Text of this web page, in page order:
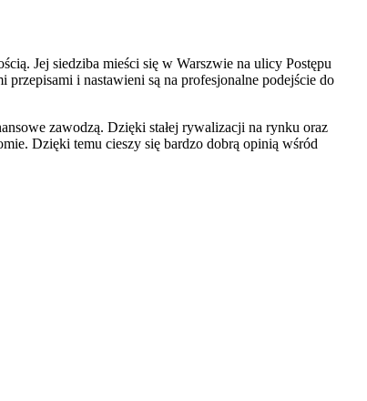
Jej siedziba mieści się w Warszwie na ulicy Postępu
i nastawieni są na profesjonalne podejście do
zawodzą. Dzięki stałej rywalizacji na rynku oraz
Dzięki temu cieszy się bardzo dobrą opinią wśród